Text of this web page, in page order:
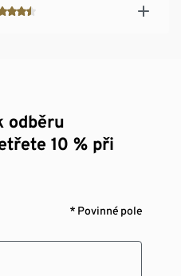
odběru
10 % při
* Povinné pole